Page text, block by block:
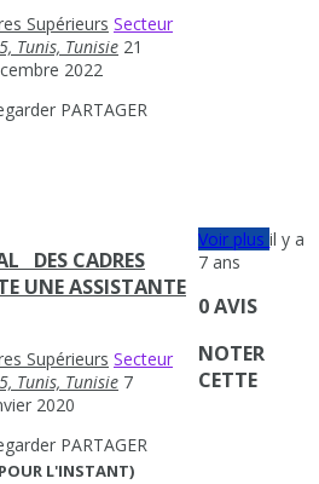
Supérieurs Secteur
Tunis, Tunisie 21
2022
PARTAGER
DES CADRES
UNE ASSISTANTE
Supérieurs Secteur
Tunis, Tunisie 7
2020
PARTAGER
Voir plusil y a
7 ans
0 AVIS
NOTER
CETTE
L'INSTANT)